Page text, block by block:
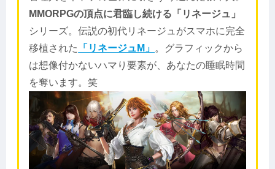
MMORPGの頂点に君臨し続ける「リネージュ」
シリーズ。伝説の初代リネージュがスマホに完全
移植された
「リネージュM」 。グラフィックから
は想像付かないハマり要素が、あなたの睡眠時間
を奪います。笑